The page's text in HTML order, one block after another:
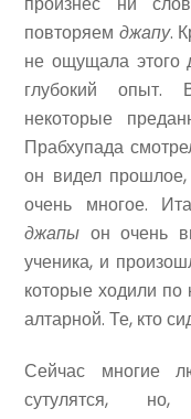
повторяем джапу.
не ощущала этого
глубокий опыт.
некоторые
Прабхупада
он видел
очень многое.
джапы он очень
ученика, и
которые ходили по
алтарной. Те, кто
Сейчас многие
сутулятся,